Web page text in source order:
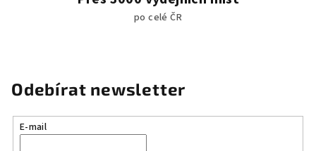
po celé ČR
Odebírat newsletter
E-mail